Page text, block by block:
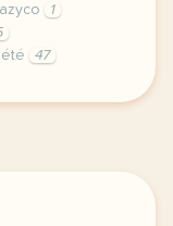
1
47
button cursor